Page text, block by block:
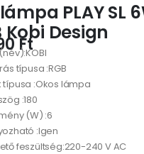
PLAY SL
Kobi Design
Ft
típusa :RGB
típusa :Okos lámpa
:180
(W) :6
:Igen
feszültség:220-240 V AC